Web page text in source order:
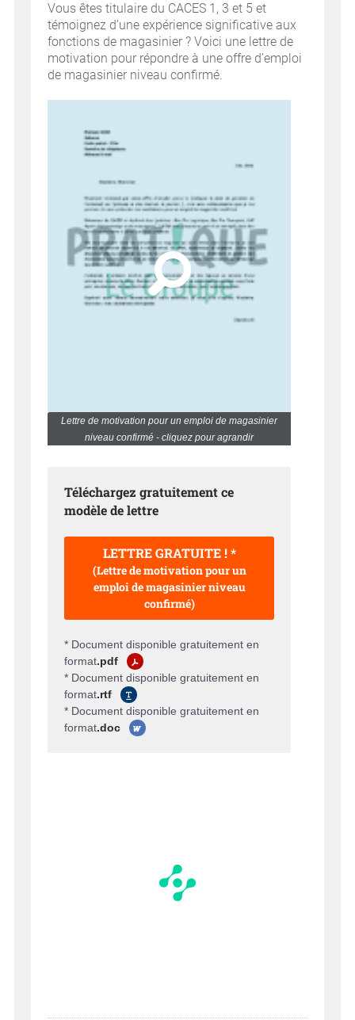
Vous êtes titulaire du CACES 1, 3 et 5 et
témoignez d’une expérience significative aux
fonctions de magasinier ? Voici une lettre de
motivation pour répondre à une offre d’emploi
de magasinier niveau confirmé.
Lettre de motivation pour un emploi de magasinier
niveau confirmé - cliquez pour agrandir
Téléchargez gratuitement ce
modèle de lettre
LETTRE GRATUITE ! *
(Lettre de motivation pour un
emploi de magasinier niveau
confirmé)
* Document disponible gratuitement en
format.pdf
* Document disponible gratuitement en
format.rtf
* Document disponible gratuitement en
format.doc